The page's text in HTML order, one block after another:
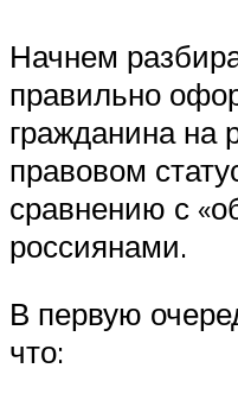
Начнем
правильно
гражданина на
правовом
сравнению с
россиянами.
В первую
что: